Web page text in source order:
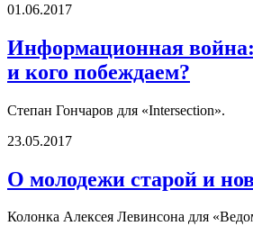
01.06.2017
Информационная
и кого побеждаем?
Степан Гончаров для «Intersection».
23.05.2017
О молодежи старой и
Колонка Алексея Левинсона для